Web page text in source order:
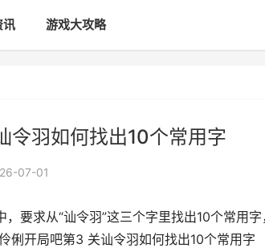
讯 游戏大攻略
令羽如何找出10个常用字
07-01
要求从“讪令羽”这三个字里找出10个常用
俐开局吧第3 关讪令羽如何找出10个常用字